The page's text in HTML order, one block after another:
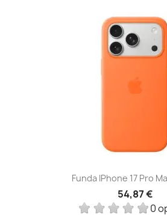
Funda IPhone 17 Pro
54,87 €
0